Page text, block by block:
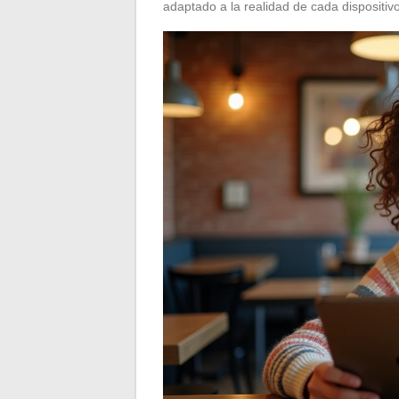
adaptado a la realidad de cada